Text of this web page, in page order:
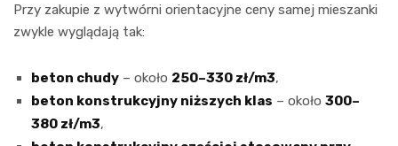
Przy zakupie z wytwórni orientacyjne ceny samej mieszanki
zwykle wyglądają tak:
beton chudy – około 250–330 zł/m3,
beton konstrukcyjny niższych klas – około 300–
380 zł/m3,